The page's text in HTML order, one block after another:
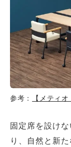
参考： 【メティ
固定席を設け
り、自然と新